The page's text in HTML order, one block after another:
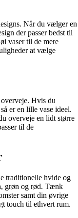
Når du vælger en
der passer bedst til
vaser til de mere
at vælge
Hvis du
er en lille vase ideel.
overveje en lidt større
til de
traditionelle hvide og
grøn og rød. Tænk
samt din øvrige
touch til ethvert rum.